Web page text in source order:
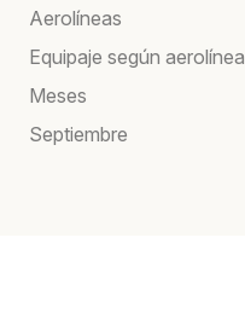
Aerolíneas
Equipaje según aerolínea
Meses
Septiembre